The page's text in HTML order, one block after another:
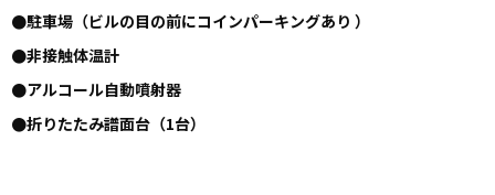
●駐車場（ビルの目の前にコインパーキングあり ）
●非接触体温計
●アルコール自動噴射器
●折りたたみ譜面台（1台）